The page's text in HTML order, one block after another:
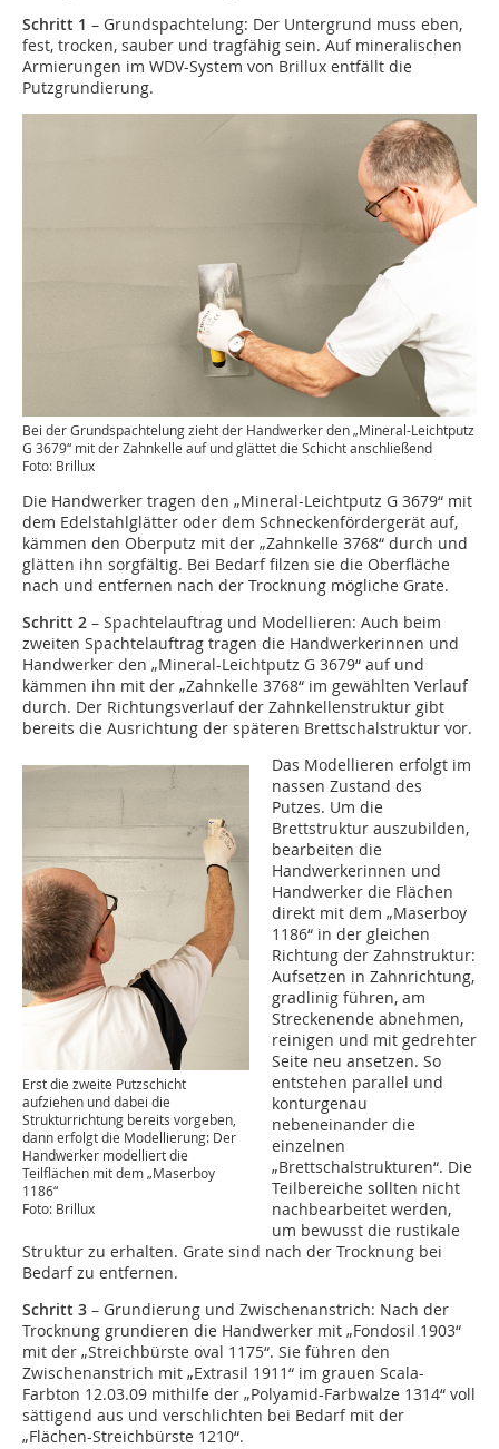
Schritt 1 – Grundspachtelung: Der Untergrund muss eben,
fest, trocken, sauber und tragfähig sein. Auf mineralischen
Armierungen im WDV-System von Brillux entfällt die
Putzgrundierung.
Bei der Grundspachtelung zieht der Handwerker den „Mineral-Leichtputz
G 3679“ mit der Zahnkelle auf und glättet die Schicht anschließend
Foto: Brillux
Die Handwerker tragen den „Mineral-Leichtputz G 3679“ mit
dem Edelstahlglätter oder dem Schneckenfördergerät auf,
kämmen den Oberputz mit der „Zahnkelle 3768“ durch und
glätten ihn sorgfältig. Bei Bedarf filzen sie die Oberfläche
nach und entfernen nach der Trocknung mögliche Grate.
Schritt 2 – Spachtelauftrag und Modellieren: Auch beim
zweiten Spachtelauftrag tragen die Handwerkerinnen und
Handwerker den „Mineral-Leichtputz G 3679“ auf und
kämmen ihn mit der „Zahnkelle 3768“ im gewählten Verlauf
durch. Der Richtungsverlauf der Zahnkellenstruktur gibt
bereits die Ausrichtung der späteren Brettschalstruktur vor.
Erst die zweite Putzschicht
aufziehen und dabei die
Strukturrichtung bereits vorgeben,
dann erfolgt die Modellierung: Der
Handwerker modelliert die
Teilflächen mit dem „Maserboy
1186“
Foto: Brillux
Das Modellieren erfolgt im
nassen Zustand des
Putzes. Um die
Brettstruktur auszubilden,
bearbeiten die
Handwerkerinnen und
Handwerker die Flächen
direkt mit dem „Maserboy
1186“ in der gleichen
Richtung der Zahnstruktur:
Aufsetzen in Zahnrichtung,
gradlinig führen, am
Streckenende abnehmen,
reinigen und mit gedrehter
Seite neu ansetzen. So
entstehen parallel und
konturgenau
nebeneinander die
einzelnen
„Brettschalstrukturen“. Die
Teilbereiche sollten nicht
nachbearbeitet werden,
um bewusst die rustikale
Struktur zu erhalten. Grate sind nach der Trocknung bei
Bedarf zu entfernen.
Schritt 3 – Grundierung und Zwischenanstrich: Nach der
Trocknung grundieren die Handwerker mit „Fondosil 1903“
mit der „Streichbürste oval 1175“. Sie führen den
Zwischenanstrich mit „Extrasil 1911“ im grauen Scala-
Farbton 12.03.09 mithilfe der „Polyamid-Farbwalze 1314“ voll
sättigend aus und verschlichten bei Bedarf mit der
„Flächen-Streichbürste 1210“.